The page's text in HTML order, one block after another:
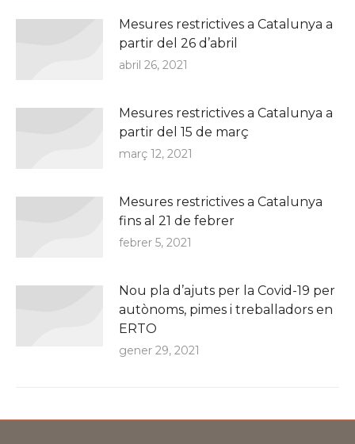
Mesures restrictives a Catalunya a
partir del 26 d’abril
abril 26, 2021
Mesures restrictives a Catalunya a
partir del 15 de març
març 12, 2021
Mesures restrictives a Catalunya
fins al 21 de febrer
febrer 5, 2021
Nou pla d’ajuts per la Covid-19 per
autònoms, pimes i treballadors en
ERTO
gener 29, 2021